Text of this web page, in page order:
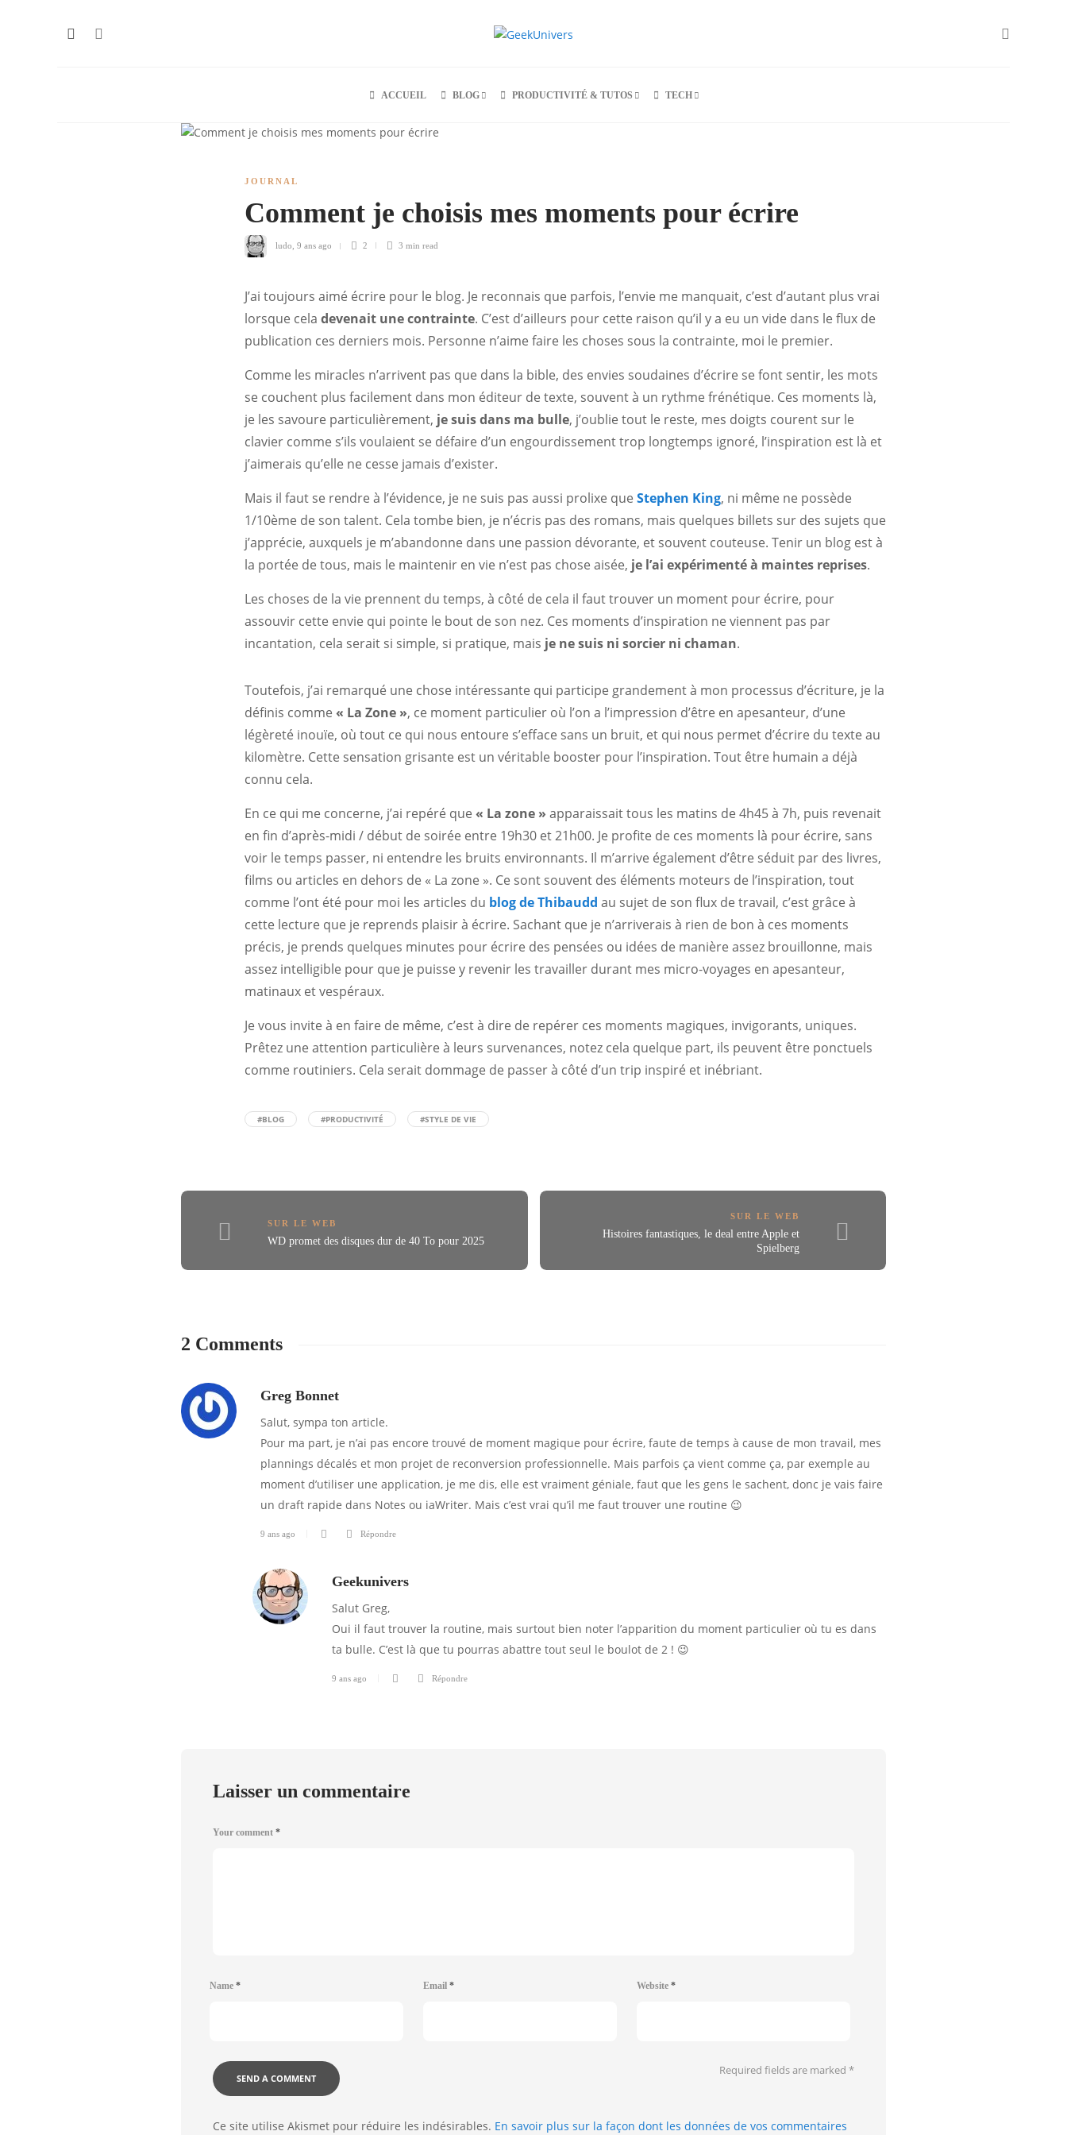
ACCUEIL BLOG PRODUCTIVITÉ & TUTOS TECH
JOURNAL
Comment je choisis mes moments pour écrire
ludo 9 ans ago 2 3 min read
J’ai toujours aimé écrire pour le blog. Je reconnais que parfois, l’envie me manquait, c’est d’autant plus vrai
lorsque cela devenait une contrainte. C’est d’ailleurs pour cette raison qu’il y a eu un vide dans le flux de
publication ces derniers mois. Personne n’aime faire les choses sous la contrainte, moi le premier.
Comme les miracles n’arrivent pas que dans la bible, des envies soudaines d’écrire se font sentir, les mots
se couchent plus facilement dans mon éditeur de texte, souvent à un rythme frénétique. Ces moments là,
je les savoure particulièrement, je suis dans ma bulle, j’oublie tout le reste, mes doigts courent sur le
clavier comme s’ils voulaient se défaire d’un engourdissement trop longtemps ignoré, l’inspiration est là et
j’aimerais qu’elle ne cesse jamais d’exister.
Mais il faut se rendre à l’évidence, je ne suis pas aussi prolixe que Stephen King, ni même ne possède
1/10ème de son talent. Cela tombe bien, je n’écris pas des romans, mais quelques billets sur des sujets que
j’apprécie, auxquels je m’abandonne dans une passion dévorante, et souvent couteuse. Tenir un blog est à
la portée de tous, mais le maintenir en vie n’est pas chose aisée, je l’ai expérimenté à maintes reprises.
Les choses de la vie prennent du temps, à côté de cela il faut trouver un moment pour écrire, pour
assouvir cette envie qui pointe le bout de son nez. Ces moments d’inspiration ne viennent pas par
incantation, cela serait si simple, si pratique, mais je ne suis ni sorcier ni chaman.
Toutefois, j’ai remarqué une chose intéressante qui participe grandement à mon processus d’écriture, je la
définis comme « La Zone », ce moment particulier où l’on a l’impression d’être en apesanteur, d’une
légèreté inouïe, où tout ce qui nous entoure s’efface sans un bruit, et qui nous permet d’écrire du texte au
kilomètre. Cette sensation grisante est un véritable booster pour l’inspiration. Tout être humain a déjà
connu cela.
En ce qui me concerne, j’ai repéré que « La zone » apparaissait tous les matins de 4h45 à 7h, puis revenait
en fin d’après-midi / début de soirée entre 19h30 et 21h00. Je profite de ces moments là pour écrire, sans
voir le temps passer, ni entendre les bruits environnants. Il m’arrive également d’être séduit par des livres,
films ou articles en dehors de « La zone ». Ce sont souvent des éléments moteurs de l’inspiration, tout
comme l’ont été pour moi les articles du blog de Thibaudd au sujet de son flux de travail, c’est grâce à
cette lecture que je reprends plaisir à écrire. Sachant que je n’arriverais à rien de bon à ces moments
précis, je prends quelques minutes pour écrire des pensées ou idées de manière assez brouillonne, mais
assez intelligible pour que je puisse y revenir les travailler durant mes micro-voyages en apesanteur,
matinaux et vespéraux.
Je vous invite à en faire de même, c’est à dire de repérer ces moments magiques, invigorants, uniques.
Prêtez une attention particulière à leurs survenances, notez cela quelque part, ils peuvent être ponctuels
comme routiniers. Cela serait dommage de passer à côté d’un trip inspiré et inébriant.
#BLOG #PRODUCTIVITÉ #STYLE DE VIE
SUR LE WEB
WD promet des disques dur de 40 To pour 2025
SUR LE WEB
Histoires fantastiques, le deal entre Apple et
Spielberg
2 Comments
Greg Bonnet
Salut, sympa ton article.
Pour ma part, je n’ai pas encore trouvé de moment magique pour écrire, faute de temps à cause de mon travail, mes
plannings décalés et mon projet de reconversion professionnelle. Mais parfois ça vient comme ça, par exemple au
moment d’utiliser une application, je me dis, elle est vraiment géniale, faut que les gens le sachent, donc je vais faire
un draft rapide dans Notes ou iaWriter. Mais c’est vrai qu’il me faut trouver une routine 😉
9 ans ago Répondre
Geekunivers
Salut Greg,
Oui il faut trouver la routine, mais surtout bien noter l’apparition du moment particulier où tu es dans
ta bulle. C’est là que tu pourras abattre tout seul le boulot de 2 ! 😉
9 ans ago Répondre
Laisser un commentaire
Your comment *
Name * Email* Website*
Required fields are marked *
Ce site utilise Akismet pour réduire les indésirables. En savoir plus sur la façon dont les données de vos commentaires